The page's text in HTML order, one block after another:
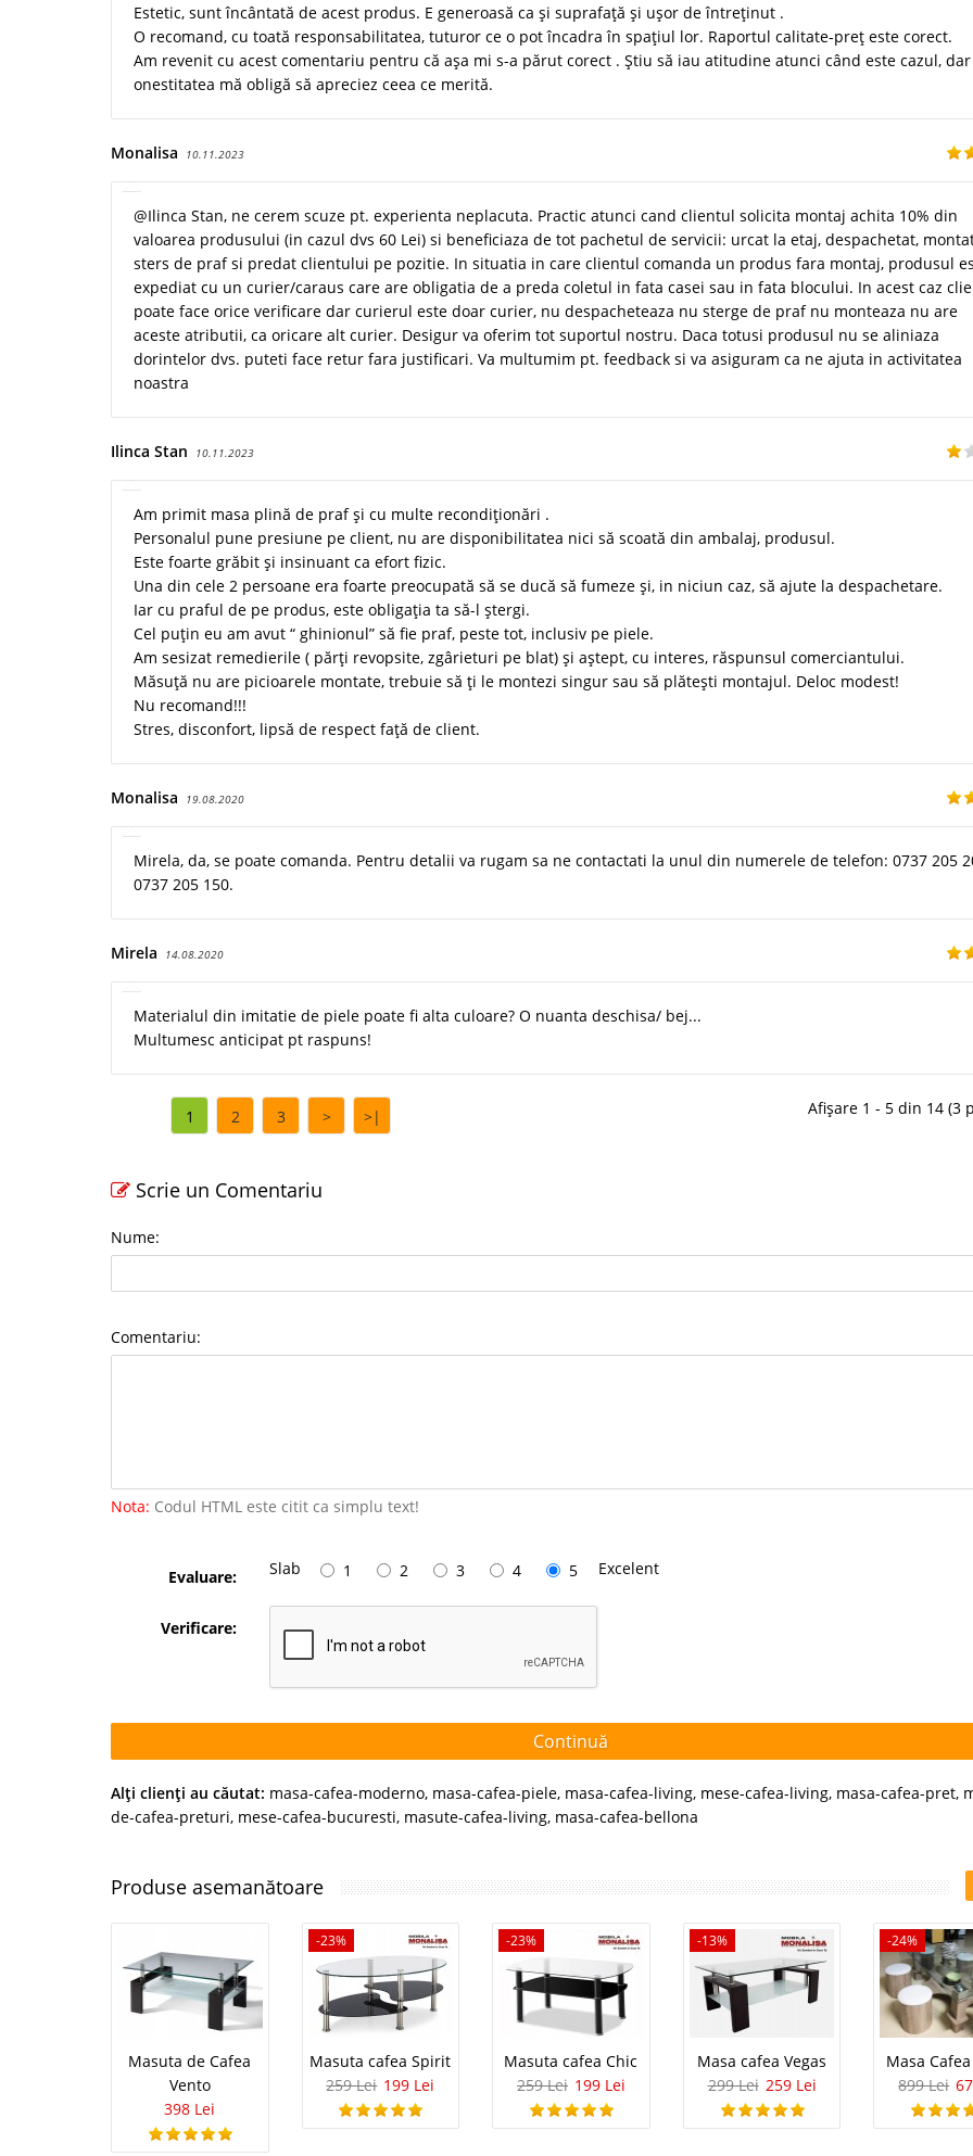
Estetic, sunt încântată de acest produs. E generoasă ca și suprafață și ușor de întreținut .
O recomand, cu toată responsabilitatea, tuturor ce o pot încadra în spațiul lor. Raportul calitate-preț este corect.
Am revenit cu acest comentariu pentru că așa mi s-a părut corect . Știu să iau atitudine atunci când este cazul, dar
onestitatea mă obligă să apreciez ceea ce merită.
Monalisa 10.11.2023
@Ilinca Stan, ne cerem scuze pt. experienta neplacuta. Practic atunci cand clientul solicita montaj achita 10% din
valoarea produsului (in cazul dvs 60 Lei) si beneficiaza de tot pachetul de servicii: urcat la etaj, despachetat,
sters de praf si predat clientului pe pozitie. In situatia in care clientul comanda un produs fara montaj, produsul
expediat cu un curier/caraus care are obligatia de a preda coletul in fata casei sau in fata blocului. In acest caz
poate face orice verificare dar curierul este doar curier, nu despacheteaza nu sterge de praf nu monteaza nu are
aceste atributii, ca oricare alt curier. Desigur va oferim tot suportul nostru. Daca totusi produsul nu se aliniaza
dorintelor dvs. puteti face retur fara justificari. Va multumim pt. feedback si va asiguram ca ne ajuta in activitatea
noastra
Ilinca Stan 10.11.2023
Am primit masa plină de praf și cu multe recondiționări .
Personalul pune presiune pe client, nu are disponibilitatea nici să scoată din ambalaj, produsul.
Este foarte grăbit și insinuant ca efort fizic.
Una din cele 2 persoane era foarte preocupată să se ducă să fumeze și, in niciun caz, să ajute la despachetare.
Iar cu praful de pe produs, este obligația ta să-l ștergi.
Cel puțin eu am avut “ ghinionul” să fie praf, peste tot, inclusiv pe piele.
Am sesizat remedierile ( părți revopsite, zgârieturi pe blat) și aștept, cu interes, răspunsul comerciantului.
Măsuță nu are picioarele montate, trebuie să ți le montezi singur sau să plătești montajul. Deloc modest!
Nu recomand!!!
Stres, disconfort, lipsă de respect față de client.
Monalisa 19.08.2020
Mirela, da, se poate comanda. Pentru detalii va rugam sa ne contactati la unul din numerele de telefon: 0737 205
0737 205 150.
Mirela 14.08.2020
Materialul din imitatie de piele poate fi alta culoare? O nuanta deschisa/ bej...
Multumesc anticipat pt raspuns!
1 2 3 > >| Afișare 1 - 5 din 14 (3
Scrie un Comentariu
Nume:
Comentariu:
Nota: Codul HTML este citit ca simplu text!
Evaluare: Slab 1 2 3 4 5 Excelent
Verificare:
Continuă
Alţi clienţi au căutat: masa-cafea-moderno, masa-cafea-piele, masa-cafea-living, mese-cafea-living, masa-cafea-pret,
de-cafea-preturi, mese-cafea-bucuresti, masute-cafea-living, masa-cafea-bellona
Produse asemanătoare
Masuta de Cafea
Vento
398 Lei
-23%
Masuta cafea Spirit
259 Lei 199 Lei
-23%
Masuta cafea Chic
259 Lei 199 Lei
-13%
Masa cafea Vegas
299 Lei 259 Lei
-24%
Masa
899 Lei